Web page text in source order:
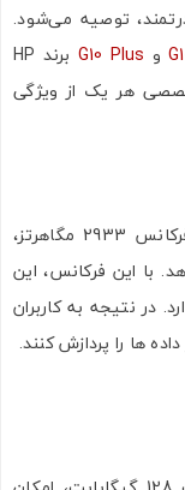
توصیه می‌شود.
و G10 Plus
برند HP
هر یک از ویژگی
DDR4 2933 128GB اچ پی با فرکانس 2933 مگاهرتز،
با این فرکانس، این
در نتیجه به کاربران
‌ها را پردازش کنند.